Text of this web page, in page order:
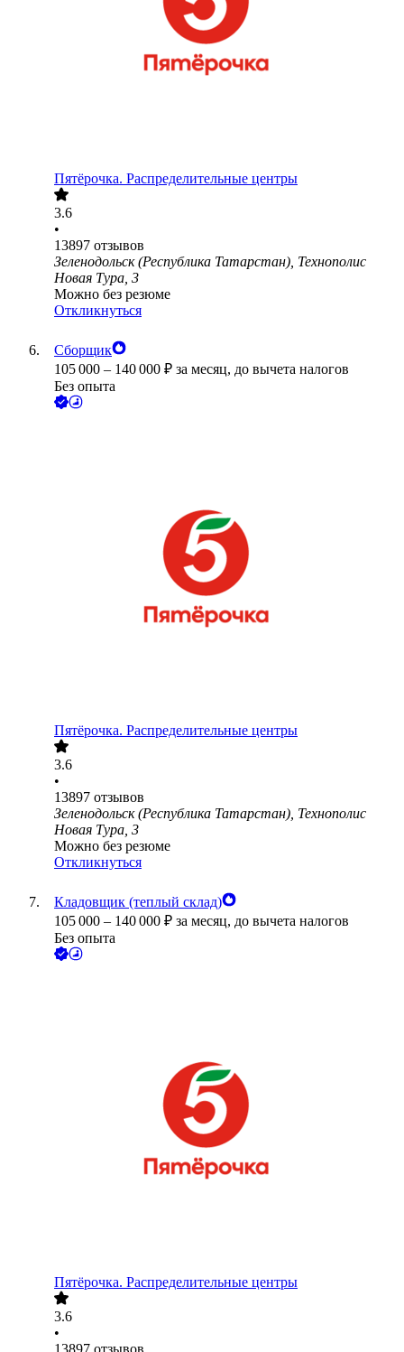
Пятёрочка. Распределительные центры
3.6
•
13897 отзывов
Зеленодольск (Республика Татарстан), Технополис
Новая Тура, 3
Можно без резюме
Откликнуться
Сборщик
105 000 – 140 000 ₽ за месяц, до вычета налогов
Без опыта
Пятёрочка. Распределительные центры
3.6
•
13897 отзывов
Зеленодольск (Республика Татарстан), Технополис
Новая Тура, 3
Можно без резюме
Откликнуться
Кладовщик (теплый склад)
105 000 – 140 000 ₽ за месяц, до вычета налогов
Без опыта
Пятёрочка. Распределительные центры
3.6
•